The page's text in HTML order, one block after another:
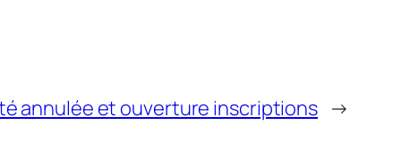
annulée et ouverture inscriptions →